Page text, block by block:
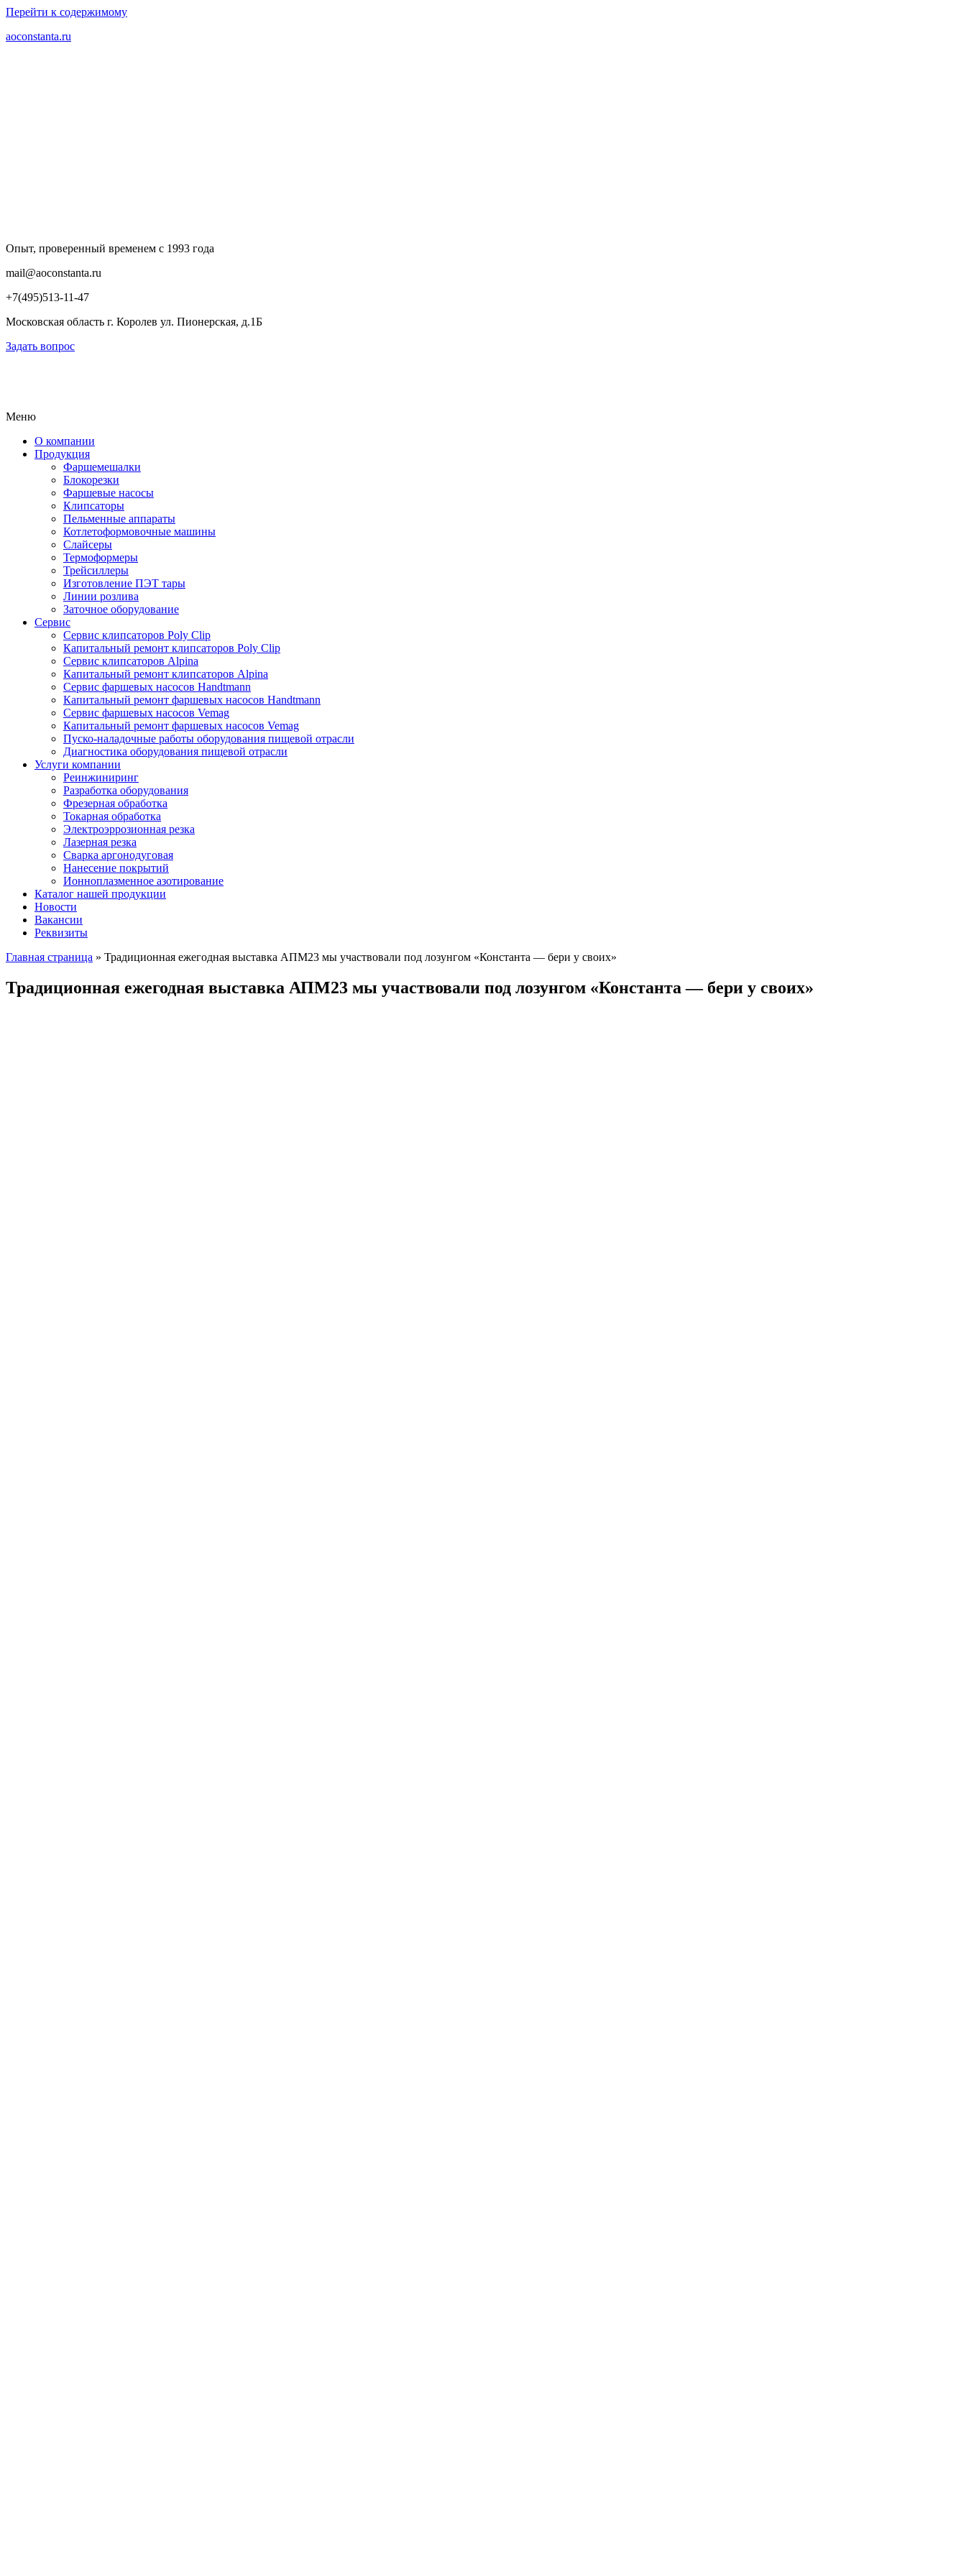
Перейти к содержимому
aoconstanta.ru
Опыт, проверенный временем с 1993 года
mail@aoconstanta.ru
+7(495)513-11-47
Московская область г. Королев ул. Пионерская, д.1Б
Задать вопрос
Меню
О компании
Продукция
Фаршемешалки
Блокорезки
Фаршевые насосы
Клипсаторы
Пельменные аппараты
Котлетоформовочные машины
Слайсеры
Термоформеры
Трейсиллеры
Изготовление ПЭТ тары
Линии розлива
Заточное оборудование
Сервис
Сервис клипсаторов Poly Clip
Капитальный ремонт клипсаторов Poly Clip
Сервис клипсаторов Alpina
Капитальный ремонт клипсаторов Alpina
Сервис фаршевых насосов Handtmann
Капитальный ремонт фаршевых насосов Handtmann
Сервис фаршевых насосов Vemag
Капитальный ремонт фаршевых насосов Vemag
Пуско-наладочные работы оборудования пищевой отрасли
Диагностика оборудования пищевой отрасли
Услуги компании
Реинжиниринг
Разработка оборудования
Фрезерная обработка
Токарная обработка
Электроэррозионная резка
Лазерная резка
Сварка аргонодуговая
Нанесение покрытий
Ионноплазменное азотирование
Каталог нашей продукции
Новости
Вакансии
Реквизиты
Главная страница » Традиционная ежегодная выставка АПМ23 мы участвовали под лозунгом «Константа — бери у своих»
Традиционная ежегодная выставка АПМ23 мы участвовали под лозунгом «Константа — бери у своих»